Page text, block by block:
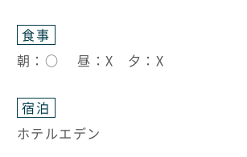
食事
朝：○ 昼：X 夕：X
宿泊
ホテルエデン